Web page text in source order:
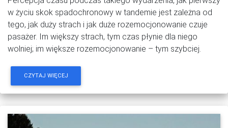
w życiu skok spadochronowy w tandemie jest zależna od
tego, jak duży strach i jak duże rozemocjonowanie czuje
pasażer. Im większy strach, tym czas płynie dla niego
wolniej; im większe rozemocjonowanie – tym szybciej.
CZYTAJ WIĘCEJ